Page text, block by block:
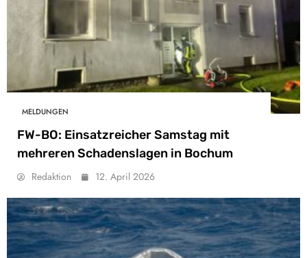
MELDUNGEN
FW-BO: Einsatzreicher Samstag mit
mehreren Schadenslagen in Bochum
Redaktion 12. April 2026